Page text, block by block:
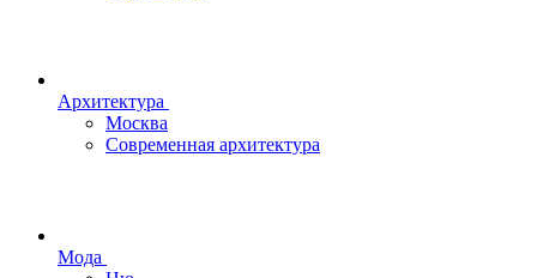
Архитектура
Москва
Современная архитектура
Мода